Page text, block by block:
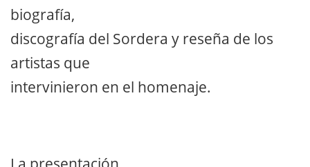
biografía,
discografía del Sordera y reseña de los
artistas que
intervinieron en el homenaje.